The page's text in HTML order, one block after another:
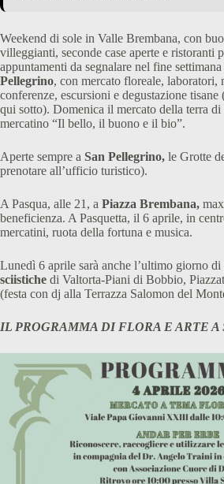
Weekend di sole in Valle Brembana, con
villeggianti, seconde case aperte e ristoranti
appuntamenti da segnalare nel fine
Pellegrino, con mercato floreale, laboratori,
conferenze, escursioni e degustazione
qui sotto). Domenica il mercato della terra
mercatino “Il bello, il buono e il bio”.
Aperte sempre a San Pellegrino, le Grotte
prenotare all’ufficio turistico).
A Pasqua, alle 21, a Piazza Brembana,
beneficienza. A Pasquetta, il 6 aprile, in
mercatini, ruota della fortuna e musica.
Lunedì 6 aprile sarà anche l’ultimo giorno di
sciistiche di Valtorta-Piani di Bobbio,
(festa con dj alla Terrazza Salomon del
IL PROGRAMMA DI FLORA E ARTE